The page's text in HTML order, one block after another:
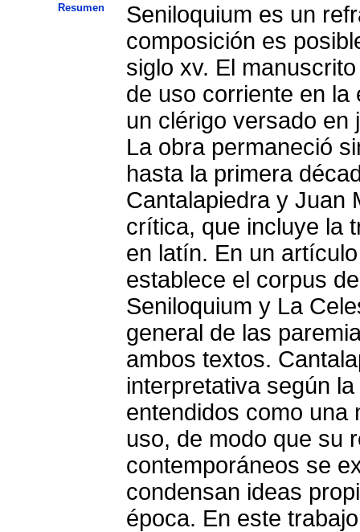
Resumen
Seniloquium es un
composición es
siglo xv. El
de uso corriente en
un clérigo versado en
La obra permaneció
hasta la primera
Cantalapiedra y Juan
crítica, que incluye la
en latín. En un
establece el corpus
Seniloquium y La
general de las
ambos textos.
interpretativa según
entendidos como una
uso, de modo que su
contemporáneos se
condensan ideas
época. En este